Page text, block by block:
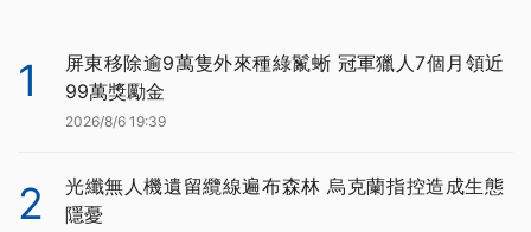
1
屏東移除逾9萬隻外來種綠鬣蜥 冠軍獵人7個月領近
99萬獎勵金
2026/8/6 19:39
2
光纖無人機遺留纜線遍布森林 烏克蘭指控造成生態
隱憂